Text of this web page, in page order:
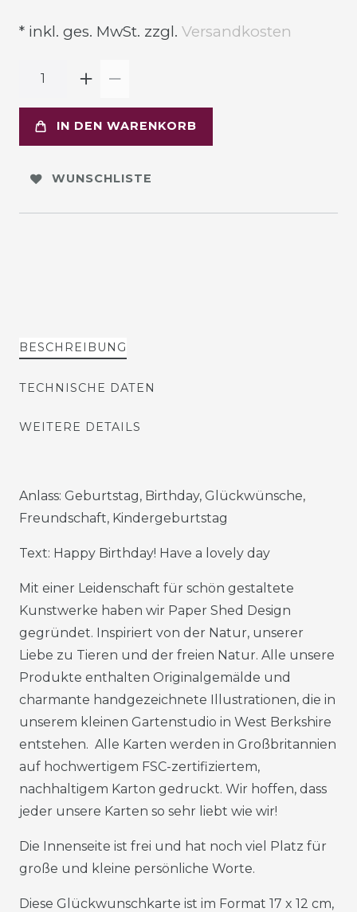
* inkl. ges. MwSt. zzgl. Versandkosten
IN DEN WARENKORB
WUNSCHLISTE
BESCHREIBUNG
TECHNISCHE DATEN
WEITERE DETAILS
Anlass: Geburtstag, Birthday, Glückwünsche,
Freundschaft, Kindergeburtstag
Text: Happy Birthday! Have a lovely day
Mit einer Leidenschaft für schön gestaltete
Kunstwerke haben wir Paper Shed Design
gegründet. Inspiriert von der Natur, unserer
Liebe zu Tieren und der freien Natur. Alle unsere
Produkte enthalten Originalgemälde und
charmante handgezeichnete Illustrationen, die in
unserem kleinen Gartenstudio in West Berkshire
entstehen. Alle Karten werden in Großbritannien
auf hochwertigem FSC-zertifiziertem,
nachhaltigem Karton gedruckt. Wir hoffen, dass
jeder unsere Karten so sehr liebt wie wir!
Die Innenseite ist frei und hat noch viel Platz für
große und kleine persönliche Worte.
Diese Glückwunschkarte ist im Format 17 x 12 cm,